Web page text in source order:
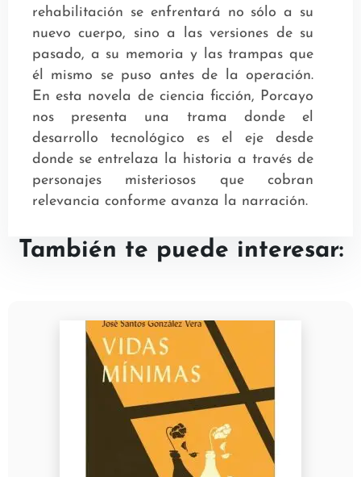
rehabilitación se enfrentará no sólo a su
nuevo cuerpo, sino a las versiones de su
pasado, a su memoria y las trampas que
él mismo se puso antes de la operación.
En esta novela de ciencia ficción, Porcayo
nos presenta una trama donde el
desarrollo tecnológico es el eje desde
donde se entrelaza la historia a través de
personajes misteriosos que cobran
relevancia conforme avanza la narración.
También te puede interesar: